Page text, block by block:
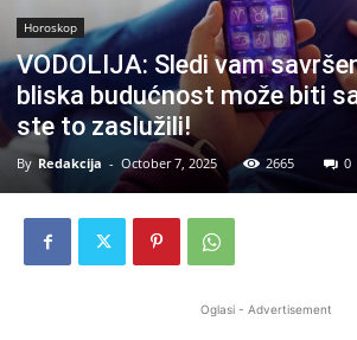
Horoskop
VODOLIJA: Sledi vam
bliska budućnost može biti
ste to zaslužili!
By Redakcija - October 7, 2025 2665 0
Oglasi - Advertisement